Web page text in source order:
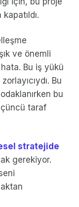
ve önemli
Bu iş yükü
Bu
bu
taraf
stratejide
gerekiyor.